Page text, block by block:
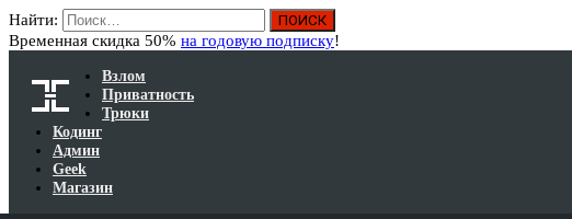
Найти:
Временная скидка 50% на годовую подписку!
Взлом
Приватность
Трюки
Кодинг
Админ
Geek
Магазин